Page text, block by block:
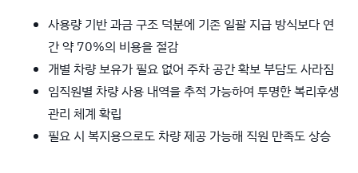
사용량 기반 과금 구조 덕분에 기존 일괄 지급 방식보다 연
간 약 70%의 비용을 절감
개별 차량 보유가 필요 없어 주차 공간 확보 부담도 사라짐
임직원별 차량 사용 내역을 추적 가능하여 투명한 복리후생
관리 체계 확립
필요 시 복지용으로도 차량 제공 가능해 직원 만족도 상승